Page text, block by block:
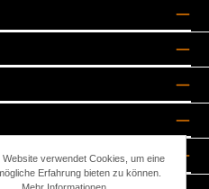
Website verwendet Cookies, um eine
Erfahrung bieten zu können.